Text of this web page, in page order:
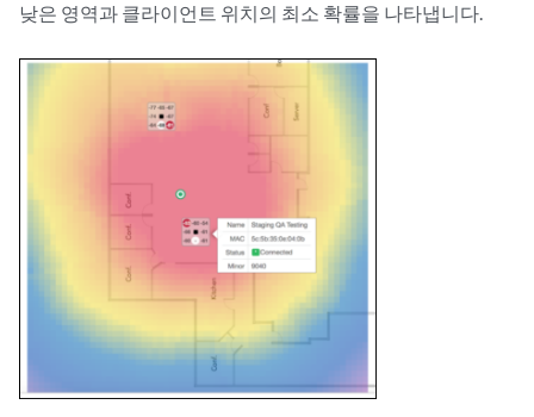
낮은 영역과 클라이언트 위치의 최소 확률을 나타냅니다.